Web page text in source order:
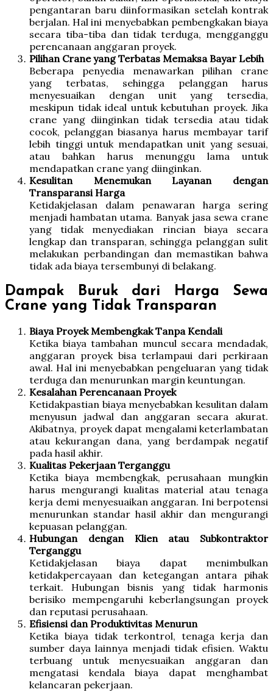
pengantaran baru diinformasikan setelah kontrak
berjalan. Hal ini menyebabkan pembengkakan biaya
secara tiba-tiba dan tidak terduga, mengganggu
perencanaan anggaran proyek.
Pilihan Crane yang Terbatas Memaksa Bayar Lebih
Beberapa penyedia menawarkan pilihan crane
yang terbatas, sehingga pelanggan harus
menyesuaikan dengan unit yang tersedia,
meskipun tidak ideal untuk kebutuhan proyek. Jika
crane yang diinginkan tidak tersedia atau tidak
cocok, pelanggan biasanya harus membayar tarif
lebih tinggi untuk mendapatkan unit yang sesuai,
atau bahkan harus menunggu lama untuk
mendapatkan crane yang diinginkan.
Kesulitan Menemukan Layanan dengan
Transparansi Harga
Ketidakjelasan dalam penawaran harga sering
menjadi hambatan utama. Banyak jasa sewa crane
yang tidak menyediakan rincian biaya secara
lengkap dan transparan, sehingga pelanggan sulit
melakukan perbandingan dan memastikan bahwa
tidak ada biaya tersembunyi di belakang.
Dampak Buruk dari Harga Sewa
Crane yang Tidak Transparan
Biaya Proyek Membengkak Tanpa Kendali
Ketika biaya tambahan muncul secara mendadak,
anggaran proyek bisa terlampaui dari perkiraan
awal. Hal ini menyebabkan pengeluaran yang tidak
terduga dan menurunkan margin keuntungan.
Kesalahan Perencanaan Proyek
Ketidakpastian biaya menyebabkan kesulitan dalam
menyusun jadwal dan anggaran secara akurat.
Akibatnya, proyek dapat mengalami keterlambatan
atau kekurangan dana, yang berdampak negatif
pada hasil akhir.
Kualitas Pekerjaan Terganggu
Ketika biaya membengkak, perusahaan mungkin
harus mengurangi kualitas material atau tenaga
kerja demi menyesuaikan anggaran. Ini berpotensi
menurunkan standar hasil akhir dan mengurangi
kepuasan pelanggan.
Hubungan dengan Klien atau Subkontraktor
Terganggu
Ketidakjelasan biaya dapat menimbulkan
ketidakpercayaan dan ketegangan antara pihak
terkait. Hubungan bisnis yang tidak harmonis
berisiko mempengaruhi keberlangsungan proyek
dan reputasi perusahaan.
Efisiensi dan Produktivitas Menurun
Ketika biaya tidak terkontrol, tenaga kerja dan
sumber daya lainnya menjadi tidak efisien. Waktu
terbuang untuk menyesuaikan anggaran dan
mengatasi kendala biaya dapat menghambat
kelancaran pekerjaan.